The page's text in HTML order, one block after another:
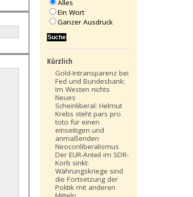
Alles
Ein Wort
Ganzer Ausdruck
Kürzlich
Gold-Intransparenz bei
Fed und Bundesbank:
Im Westen nichts
Neues
Scheinliberal: Helmut
Krebs steht pars pro
toto für einen
einseitigen und
anmaßenden
Neoconliberalismus
Der EUR-Anteil im SDR-
Korb sinkt:
Währungskriege sind
die Fortsetzung der
Politik mit anderen